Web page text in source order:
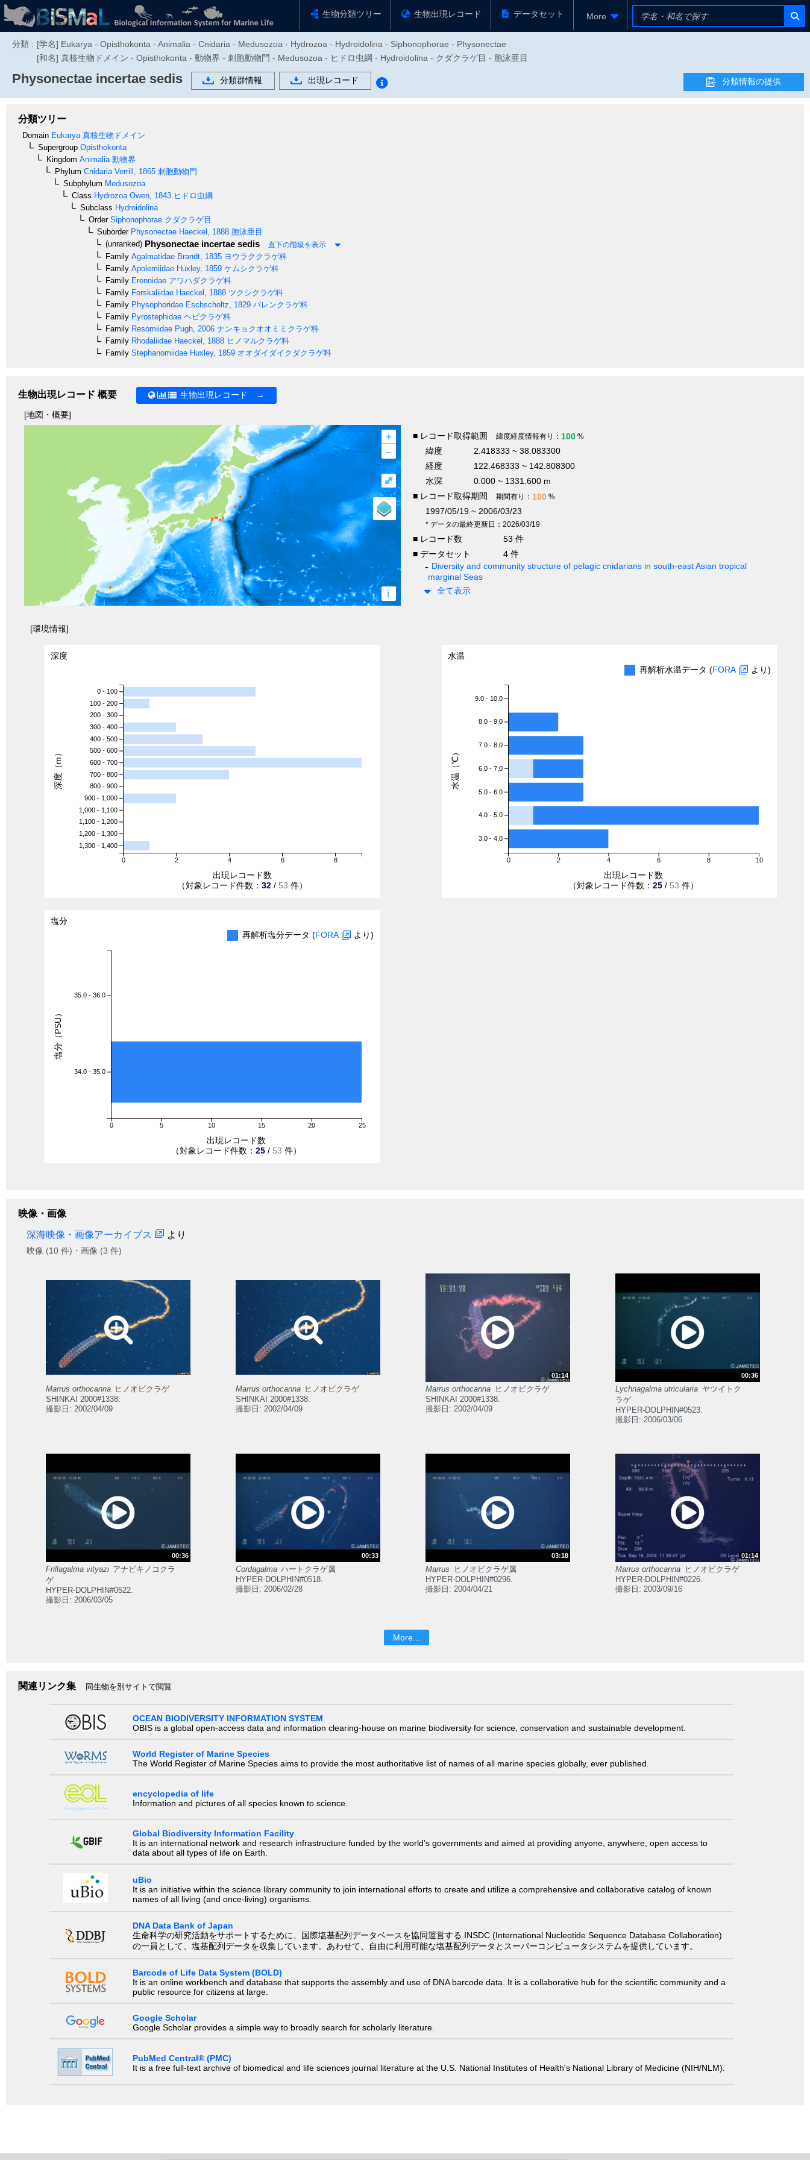
生物分類ツリー 生物出現レコード データセット More
分類 : [学名] Eukarya - Opisthokonta - Animalia - Cnidaria - Medusozoa - Hydrozoa - Hydroidolina - Siphonophorae - Physonectae
[和名] 真核生物ドメイン - Opisthokonta - 動物界 - 刺胞動物門 - Medusozoa - ヒドロ虫綱 - Hydroidolina - クダクラゲ目 - 胞泳亜目
Physonectae incertae sedis 分類群情報 出現レコード 分類情報の提供
分類ツリー
Domain Eukarya 真核生物ドメイン
Supergroup Opisthokonta
Kingdom Animalia 動物界
Phylum Cnidaria Verrill, 1865 刺胞動物門
Subphylum Medusozoa
Class Hydrozoa Owen, 1843 ヒドロ虫綱
Subclass Hydroidolina
OrderSiphonophorae クダクラゲ目
SuborderPhysonectae Haeckel, 1888 胞泳亜目
(unranked) Physonectae incertae sedis 直下の階級を表示
Family Agalmatidae Brandt, 1835 ヨウラククラゲ科
Family Apolemiidae Huxley, 1859 ケムシクラゲ科
Family Erennidae アワハダクラゲ科
Family Forskaliidae Haeckel, 1888 ツクシクラゲ科
Family Physophoridae Eschscholtz, 1829 バレンクラゲ科
Family Pyrostephidae ヘビクラゲ科
Family Resomiidae Pugh, 2006 ナンキョクオオミミクラゲ科
Family Rhodaliidae Haeckel, 1888 ヒノマルクラゲ科
Family Stephanomiidae Huxley, 1859 オオダイダイクダクラゲ科
生物出現レコード 概要 生物出現レコード →
[地図・概要]
+
–
i
⤢
■ レコード取得範囲 緯度経度情報有り： 100 %
緯度
2.418333 ~ 38.083300
経度
122.468333 ~ 142.808300
水深
0.000 ~ 1331.600 m
■ レコード取得期間
期間有り： 100 %
1997/05/19 ~ 2006/03/23
* データの最終更新日：2026/03/19
■ レコード数
53 件
■ データセット
4 件
Diversity and community structure of pelagic cnidarians in south-east Asian tropical
marginal Seas
全て表示
[環境情報]
深度
0 2 4 6 8
0 - 100
100 - 200
200 - 300
300 - 400
400 - 500
500 - 600
600 - 700
700 - 800
800 - 900
900 - 1,000
1,000 - 1,100
1,100 - 1,200
1,200 - 1,300
1,300 - 1,400
出現レコード数
（対象レコード件数： 32 / 53 件）
深度（m）
水温
再解析水温データ (FORA より)
0 2 4 6 8 10
9.0 - 10.0
8.0 - 9.0
7.0 - 8.0
6.0 - 7.0
5.0 - 6.0
4.0 - 5.0
3.0 - 4.0
出現レコード数
（対象レコード件数：25 / 53 件）
水温（℃）
塩分
再解析塩分データ (FORA より)
0 5 10 15 20 25
35.0 - 36.0
34.0 - 35.0
出現レコード数
（対象レコード件数： 25 / 53 件）
塩分（PSU）
映像・画像
深海映像・画像アーカイブス より
映像 (10 件)・画像 (3 件)
Marrus orthocanna ヒノオビクラゲ
SHINKAI 2000#1338.
撮影日: 2002/04/09
Marrus orthocanna ヒノオビクラゲ
SHINKAI 2000#1338.
撮影日: 2002/04/09
01:14
Marrus orthocanna ヒノオビクラゲ
SHINKAI 2000#1338.
撮影日: 2002/04/09
00:36
Lychnagalma utricularia ヤツイトク
ラゲ
HYPER-DOLPHIN#0523.
撮影日: 2006/03/06
00:36
Frillagalma vityazi アナビキノコクラ
ゲ
HYPER-DOLPHIN#0522.
撮影日: 2006/03/05
00:33
Cordagalma ハートクラゲ属
HYPER-DOLPHIN#0518.
撮影日: 2006/02/28
03:18
Marrus
ヒノオビクラゲ属
HYPER-DOLPHIN#0296.
撮影日: 2004/04/21
01:14
Marrus orthocanna ヒノオビクラゲ
HYPER-DOLPHIN#0226.
撮影日: 2003/09/16
More...
関連リンク集 同生物を別サイトで閲覧
OCEAN BIODIVERSITY INFORMATION SYSTEM
OBIS is a global open-access data and information clearing-house on marine biodiversity for science, conservation and sustainable development.
World Register of Marine Species
The World Register of Marine Species aims to provide the most authoritative list of names of all marine species globally, ever published.
encyclopedia of life
Information and pictures of all species known to science.
Global Biodiversity Information Facility
It is an international network and research infrastructure funded by the world’s governments and aimed at providing anyone, anywhere, open access to
data about all types of life on Earth.
uBio
It is an initiative within the science library community to join international efforts to create and utilize a comprehensive and collaborative catalog of known
names of all living (and once-living) organisms.
DNA Data Bank of Japan
生命科学の研究活動をサポートするために、国際塩基配列データベースを協同運営する INSDC (International Nucleotide Sequence Database Collaboration)
の一員として、塩基配列データを収集しています。あわせて、自由に利用可能な塩基配列データとスーパーコンピュータシステムを提供しています。
Barcode of Life Data System (BOLD)
It is an online workbench and database that supports the assembly and use of DNA barcode data. It is a collaborative hub for the scientific community and a
public resource for citizens at large.
Google Scholar
Google Scholar provides a simple way to broadly search for scholarly literature.
PubMed Central® (PMC)
It is a free full-text archive of biomedical and life sciences journal literature at the U.S. National Institutes of Health's National Library of Medicine (NIH/NLM).